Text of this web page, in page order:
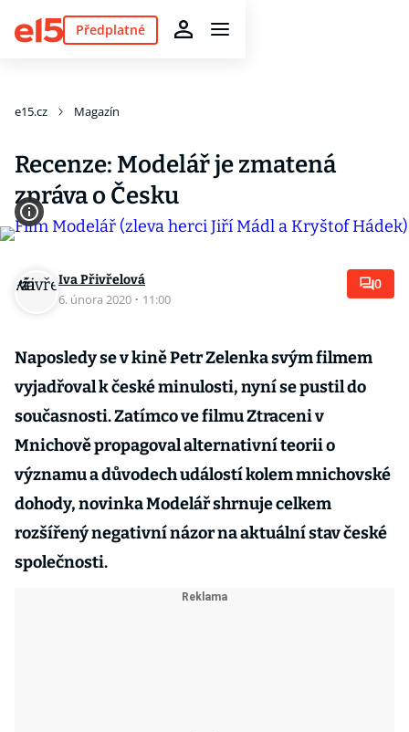
Předplatné
e15.cz Magazín
Recenze: Modelář je zmatená
zpráva o Česku
Iva Přivřelová
6. února 2020 · 11:00
0
Naposledy se v kině Petr Zelenka svým filmem
vyjadřoval k české minulosti, nyní se pustil do
současnosti. Zatímco ve filmu Ztraceni v
Mnichově propagoval alternativní teorii o
významu a důvodech událostí kolem mnichovské
dohody, novinka Modelář shrnuje celkem
rozšířený negativní názor na aktuální stav české
společnosti.